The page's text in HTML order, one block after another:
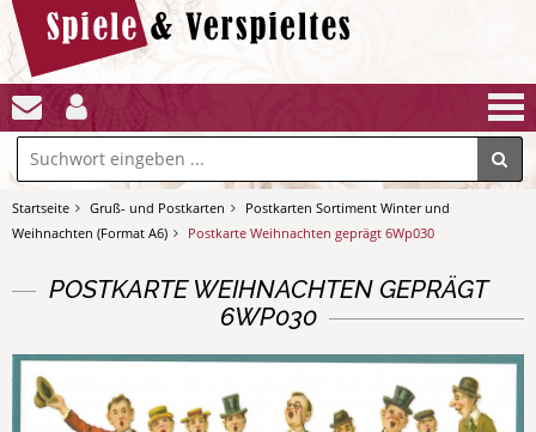
Startseite Gruß- und Postkarten
Postkarten Sortiment Winter und
Weihnachten (Format A6)
Postkarte Weihnachten geprägt 6Wp030
POSTKARTE WEIHNACHTEN GEPRÄGT
6WP030